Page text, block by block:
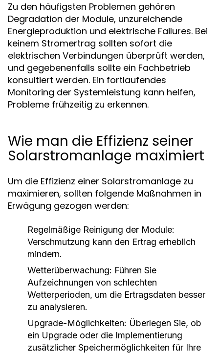
Zu den häufigsten Problemen gehören
Degradation der Module, unzureichende
Energieproduktion und elektrische Failures. Bei
keinem Stromertrag sollten sofort die
elektrischen Verbindungen überprüft werden,
und gegebenenfalls sollte ein Fachbetrieb
konsultiert werden. Ein fortlaufendes
Monitoring der Systemleistung kann helfen,
Probleme frühzeitig zu erkennen.
Wie man die Effizienz seiner
Solarstromanlage maximiert
Um die Effizienz einer Solarstromanlage zu
maximieren, sollten folgende Maßnahmen in
Erwägung gezogen werden:
Regelmäßige Reinigung der Module:
Verschmutzung kann den Ertrag erheblich
mindern.
Wetterüberwachung: Führen Sie
Aufzeichnungen von schlechten
Wetterperioden, um die Ertragsdaten besser
zu analysieren.
Upgrade-Möglichkeiten: Überlegen Sie, ob
ein Upgrade oder die Implementierung
zusätzlicher Speichermöglichkeiten für Ihre